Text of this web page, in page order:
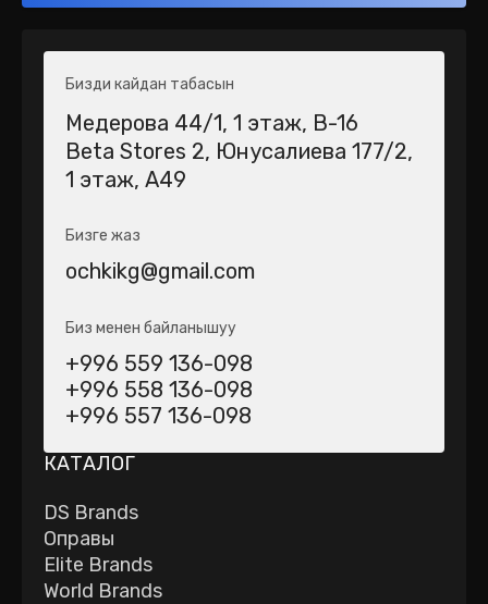
Бизди кайдан табасын
Медерова 44/1​, 1 этаж, В-16
Beta Stores 2​, Юнусалиева 177/2,
1 этаж, А49
Бизге жаз
ochkikg@gmail.com
Биз менен байланышуу
+996 559 136-098
+996 558 136-098
+996 557 136-098
КАТАЛОГ
DS Brands
Оправы
Elite Brands
World Brands